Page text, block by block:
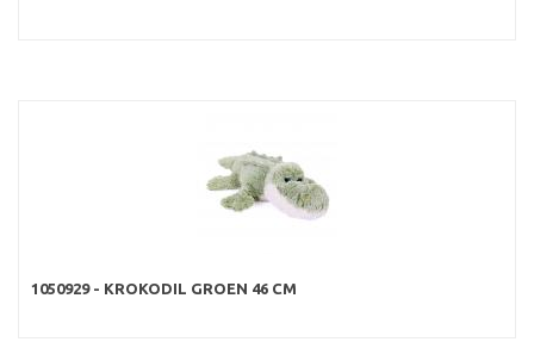
1050929 - KROKODIL GROEN 46 CM